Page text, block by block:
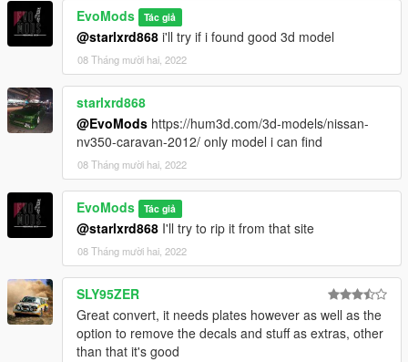
EvoMods Tác giả
@starlxrd868 i'll try if i found good 3d model
08 Tháng mười hai, 2022
starlxrd868
@EvoMods https://hum3d.com/3d-models/nissan-
nv350-caravan-2012/ only model i can find
08 Tháng mười hai, 2022
EvoMods Tác giả
@starlxrd868 I'll try to rip it from that site
08 Tháng mười hai, 2022
SLY95ZER
Great convert, it needs plates however as well as the
option to remove the decals and stuff as extras, other
than that it's good